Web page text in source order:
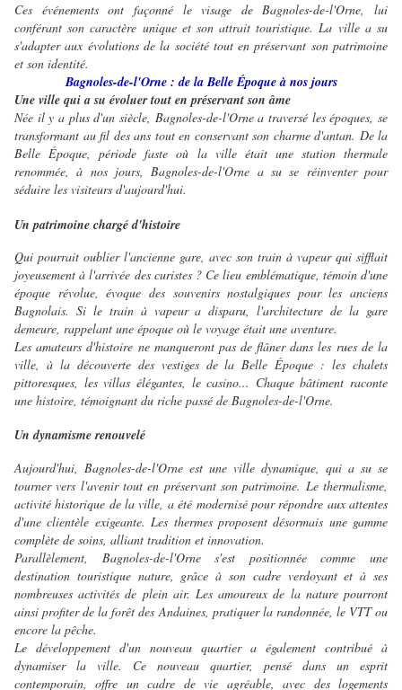
Ces événements ont façonné le visage de Bagnoles-de-l'Orne, lui
conférant son caractère unique et son attrait touristique. La ville a su
s'adapter aux évolutions de la société tout en préservant son patrimoine
et son identité.
Bagnoles-de-l'Orne : de la Belle Époque à nos jours
Une ville qui a su évoluer tout en préservant son âme
Née il y a plus d'un siècle, Bagnoles-de-l'Orne a traversé les époques, se
transformant au fil des ans tout en conservant son charme d'antan. De la
Belle Époque, période faste où la ville était une station thermale
renommée, à nos jours, Bagnoles-de-l'Orne a su se réinventer pour
séduire les visiteurs d'aujourd'hui.
Un patrimoine chargé d'histoire
Qui pourrait oublier l'ancienne gare, avec son train à vapeur qui sifflait
joyeusement à l'arrivée des curistes ? Ce lieu emblématique, témoin d'une
époque révolue, évoque des souvenirs nostalgiques pour les anciens
Bagnolais. Si le train à vapeur a disparu, l'architecture de la gare
demeure, rappelant une époque où le voyage était une aventure.
Les amateurs d'histoire ne manqueront pas de flâner dans les rues de la
ville, à la découverte des vestiges de la Belle Époque : les chalets
pittoresques, les villas élégantes, le casino... Chaque bâtiment raconte
une histoire, témoignant du riche passé de Bagnoles-de-l'Orne.
Un dynamisme renouvelé
Aujourd'hui, Bagnoles-de-l'Orne est une ville dynamique, qui a su se
tourner vers l'avenir tout en préservant son patrimoine. Le thermalisme,
activité historique de la ville, a été modernisé pour répondre aux attentes
d'une clientèle exigeante. Les thermes proposent désormais une gamme
complète de soins, alliant tradition et innovation.
Parallèlement, Bagnoles-de-l'Orne s'est positionnée comme une
destination touristique nature, grâce à son cadre verdoyant et à ses
nombreuses activités de plein air. Les amoureux de la nature pourront
ainsi profiter de la forêt des Andaines, pratiquer la randonnée, le VTT ou
encore la pêche.
Le développement d'un nouveau quartier a également contribué à
dynamiser la ville. Ce nouveau quartier, pensé dans un esprit
contemporain, offre un cadre de vie agréable, avec des logements